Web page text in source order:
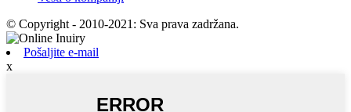
© Copyright - 2010-2021: Sva prava zadržana.
Pošaljite e-mail
x